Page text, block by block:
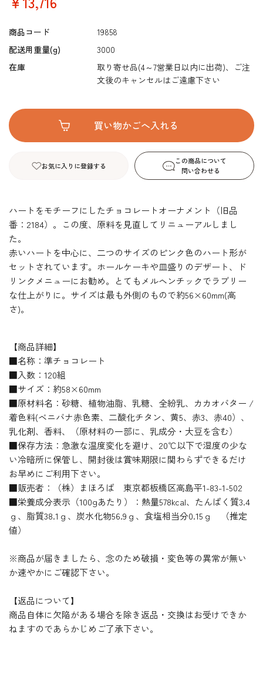
商品コード
19858
配送用重量(g)
3000
在庫
取り寄せ品(4～7営業日以内に出荷)、ご注
文後のキャンセルはご遠慮下さい
お気に入りに登録する
この商品について
問い合わせる
ハートをモチーフにしたチョコレートオーナメント（旧品
番：2184）。この度、原料を見直してリニューアルしまし
た。
赤いハートを中心に、二つのサイズのピンク色のハート形が
セットされています。ホールケーキや皿盛りのデザート、ド
リンクメニューにお勧め。とてもメルヘンチックでラブリー
な仕上がりに。サイズは最も外側のもので約56×60mm(高
さ)。
【商品詳細】
■名称：準チョコレート
■入数：120組
■サイズ：約58×60mm
■原材料名：砂糖、植物油脂、乳糖、全紛乳、カカオバター /
着色料(ベニバナ赤色素、二酸化チタン、黄5、赤3、赤40）、
乳化剤、香料、（原材料の一部に、乳成分・大豆を含む）
■保存方法：急激な温度変化を避け、20℃以下で湿度の少な
い冷暗所に保管し、開封後は賞味期限に関わらずできるだけ
お早めにご利用下さい。
■販売者：（株）まほろば 東京都板橋区高島平1-83-1-502
■栄養成分表示（100gあたり）：熱量578kcal、たんぱく質3.4
ｇ、脂質38.1ｇ、炭水化物56.9ｇ、食塩相当分0.15ｇ （推定
値）
※商品が届きましたら、念のため破損・変色等の異常が無い
か速やかにご確認下さい。
【返品について】
商品自体に欠陥がある場合を除き返品・交換はお受けできか
ねますのであらかじめご了承下さい。